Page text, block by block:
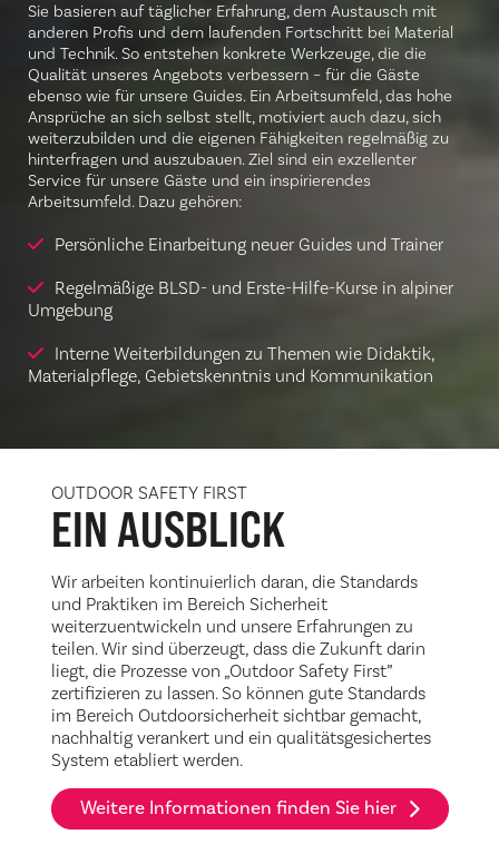
Sie basieren auf täglicher Erfahrung, dem Austausch mit
anderen Profis und dem laufenden Fortschritt bei Material
und Technik. So entstehen konkrete Werkzeuge, die die
Qualität unseres Angebots verbessern – für die Gäste
ebenso wie für unsere Guides. Ein Arbeitsumfeld, das hohe
Ansprüche an sich selbst stellt, motiviert auch dazu, sich
weiterzubilden und die eigenen Fähigkeiten regelmäßig zu
hinterfragen und auszubauen. Ziel sind ein exzellenter
Service für unsere Gäste und ein inspirierendes
Arbeitsumfeld. Dazu gehören:
Persönliche Einarbeitung neuer Guides und Trainer
Regelmäßige BLSD- und Erste-Hilfe-Kurse in alpiner
Umgebung
Interne Weiterbildungen zu Themen wie Didaktik,
Materialpflege, Gebietskenntnis und Kommunikation
OUTDOOR SAFETY FIRST
EIN AUSBLICK
Wir arbeiten kontinuierlich daran, die Standards
und Praktiken im Bereich Sicherheit
weiterzuentwickeln und unsere Erfahrungen zu
teilen. Wir sind überzeugt, dass die Zukunft darin
liegt, die Prozesse von „Outdoor Safety First”
zertifizieren zu lassen. So können gute Standards
im Bereich Outdoorsicherheit sichtbar gemacht,
nachhaltig verankert und ein qualitätsgesichertes
System etabliert werden.
Weitere Informationen finden Sie hier